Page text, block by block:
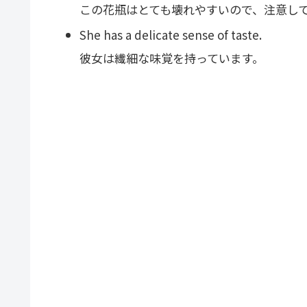
この花瓶はとても壊れやすいので、注意し
She has a delicate sense of taste.
彼女は繊細な味覚を持っています。